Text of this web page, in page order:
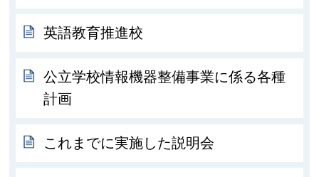
英語教育推進校
公立学校情報機器整備事業に係る各種
計画
これまでに実施した説明会